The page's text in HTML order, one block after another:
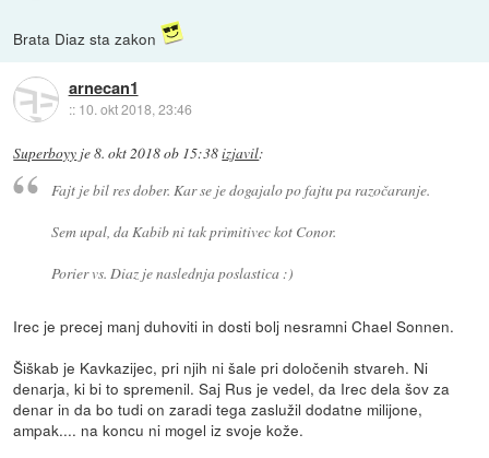
Brata Diaz sta zakon
arnecan1
:: 10. okt 2018, 23:46
Superboyy je8. okt 2018 ob 15:38izjavil:
Fajt je bil res dober. Kar se je dogajalo po fajtu pa razočaranje.
Sem upal, da Kabib ni tak primitivec kot Conor.
Porier vs. Diaz je naslednja poslastica :)
Irec je precej manj duhoviti in dosti bolj nesramni Chael Sonnen.
Šiškab je Kavkazijec, pri njih ni šale pri določenih stvareh. Ni
denarja, ki bi to spremenil. Saj Rus je vedel, da Irec dela šov za
denar in da bo tudi on zaradi tega zaslužil dodatne milijone,
ampak.... na koncu ni mogel iz svoje kože.